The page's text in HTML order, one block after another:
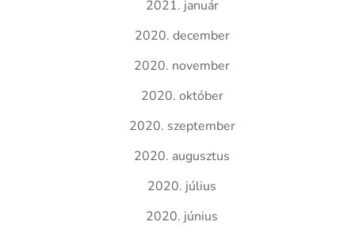
2021. január
2020. december
2020. november
2020. október
2020. szeptember
2020. augusztus
2020. július
2020. június